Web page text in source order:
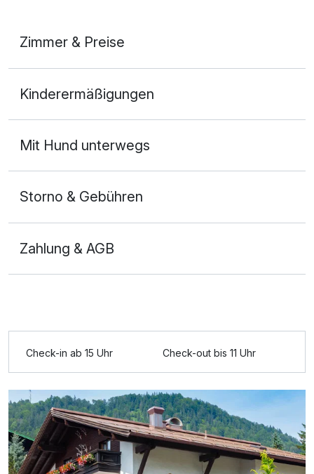
Zimmer & Preise
2 Erwachsene und 2 Kinder
Kinderermäßigungen
Mit Hund unterwegs
Storno & Gebühren
Zahlung & AGB
Check-in ab 15 Uhr Check-out bis 11 Uhr